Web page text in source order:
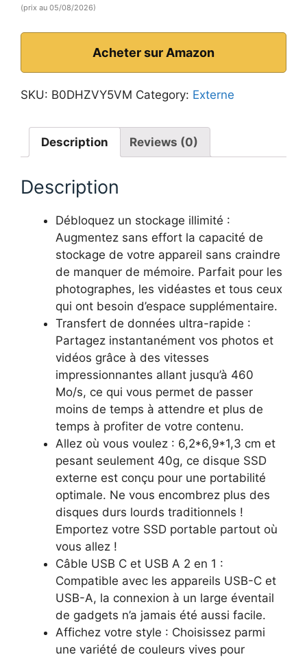
(prix au 05/08/2026)
Acheter sur Amazon
SKU: B0DHZVY5VM Category: Externe
Description Reviews (0)
Description
Débloquez un stockage illimité :
Augmentez sans effort la capacité de
stockage de votre appareil sans craindre
de manquer de mémoire. Parfait pour les
photographes, les vidéastes et tous ceux
qui ont besoin d’espace supplémentaire.
Transfert de données ultra-rapide :
Partagez instantanément vos photos et
vidéos grâce à des vitesses
impressionnantes allant jusqu’à 460
Mo/s, ce qui vous permet de passer
moins de temps à attendre et plus de
temps à profiter de votre contenu.
Allez où vous voulez : 6,2*6,9*1,3 cm et
pesant seulement 40g, ce disque SSD
externe est conçu pour une portabilité
optimale. Ne vous encombrez plus des
disques durs lourds traditionnels !
Emportez votre SSD portable partout où
vous allez !
Câble USB C et USB A 2 en 1 :
Compatible avec les appareils USB-C et
USB-A, la connexion à un large éventail
de gadgets n’a jamais été aussi facile.
Affichez votre style : Choisissez parmi
une variété de couleurs vives pour